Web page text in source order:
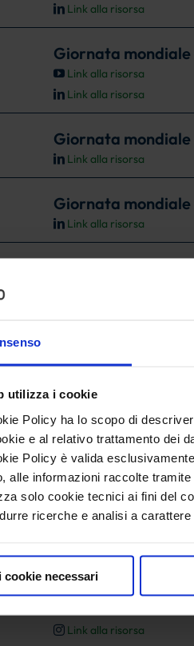
utilizza i cookie
Policy ha lo scopo di
e al relativo trattamento dei
Policy è valida
alle informazioni raccolte
solo cookie tecnici ai fini del
ricerche e analisi a
cookie necessari
Link alla risorsa
Giornata
Link alla risorsa
Link alla risorsa
Giornata
Link alla risorsa
Giornata
Link alla risorsa
I plasmaderivati,
Link alla risorsa
Link alla risorsa
Link alla risorsa
Link alla risorsa
Valore della
Il valore della
Link alla risorsa